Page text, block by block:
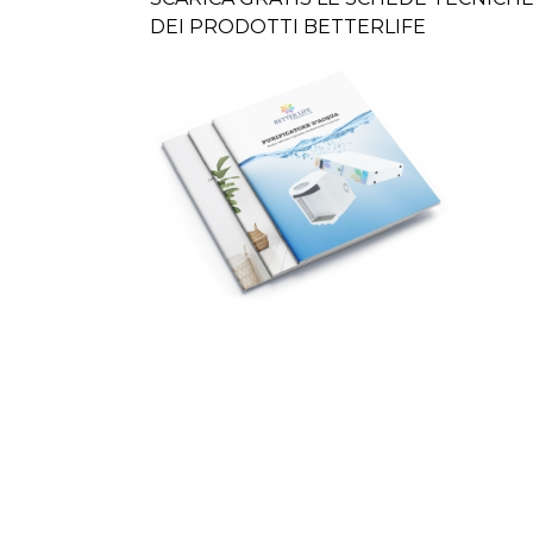
DEI PRODOTTI BETTERLIFE